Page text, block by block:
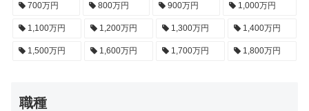
700万円 800万円 900万円 1,000万円
1,100万円 1,200万円 1,300万円 1,400万円
1,500万円 1,600万円 1,700万円 1,800万円
職種